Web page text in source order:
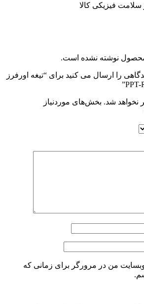
سلامت فیزیکی کالا
محصول نوشته نشده است.
را ارسال می کنید برای “تیغه اورفرز
نخواهد شد. بخش‌های موردنیاز
وبسایت من در مرورگر برای زمانی که